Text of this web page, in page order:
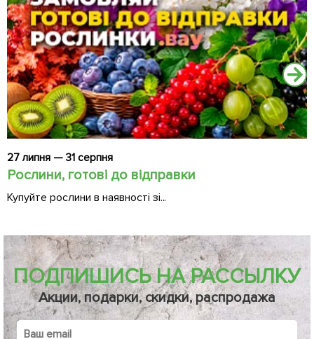
27 липня — 31 серпня
Рослини, готові до відправки
Купуйте рослини в наявності зі...
ПОДПИШИСЬ НА РАССЫЛКУ
Акции, подарки, скидки, распродажа